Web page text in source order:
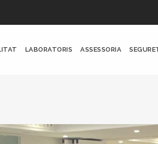
LABORATORIS ASSESSORIA